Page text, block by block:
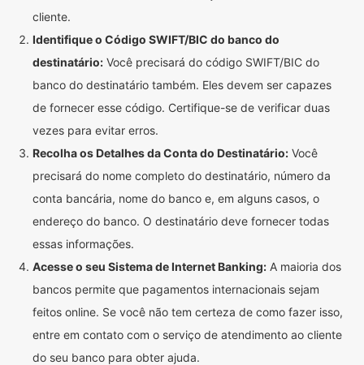
cliente.
Identifique o Código SWIFT/BIC do banco do
destinatário: Você precisará do código SWIFT/BIC do
banco do destinatário também. Eles devem ser capazes
de fornecer esse código. Certifique-se de verificar duas
vezes para evitar erros.
Recolha os Detalhes da Conta do Destinatário: Você
precisará do nome completo do destinatário, número da
conta bancária, nome do banco e, em alguns casos, o
endereço do banco. O destinatário deve fornecer todas
essas informações.
Acesse o seu Sistema de Internet Banking: A maioria dos
bancos permite que pagamentos internacionais sejam
feitos online. Se você não tem certeza de como fazer isso,
entre em contato com o serviço de atendimento ao cliente
do seu banco para obter ajuda.